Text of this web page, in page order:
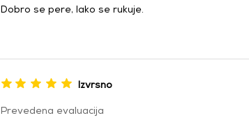
Dobro se pere, lako se rukuje.
Izvrsno
Prevedena evaluacija